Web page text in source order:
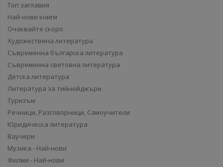
Топ заглавия
Най-нови книги
Очаквайте скоро
Художествена литература
Съвременна българска литература
Съвременна световна литература
Детска литература
Литература за тийнейджъри
Туризъм
Речници, Разговорници, Самоучители
Юридическа литература
Ваучери
Музика - Най-нови
Филми - Най-нови